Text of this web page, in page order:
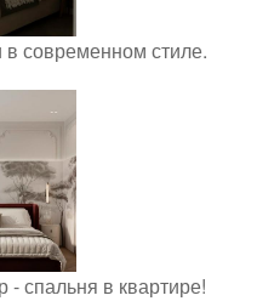
современном стиле.
спальня в квартире!